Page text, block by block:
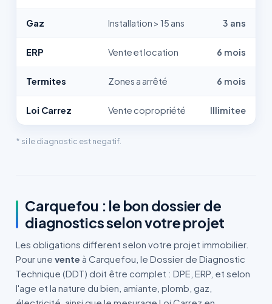
Gaz Installation > 15 ans 3 ans
ERP Vente et location 6 mois
Termites Zones a arrêté 6 mois
Loi Carrez Vente copropriété Illimitee
* si le diagnostic est negatif.
Carquefou : le bon dossier de
diagnostics selon votre projet
Les obligations different selon votre projet immobilier.
Pour une vente à Carquefou, le Dossier de Diagnostic
Technique (DDT) doit être complet : DPE, ERP, et selon
l'age et la nature du bien, amiante, plomb, gaz,